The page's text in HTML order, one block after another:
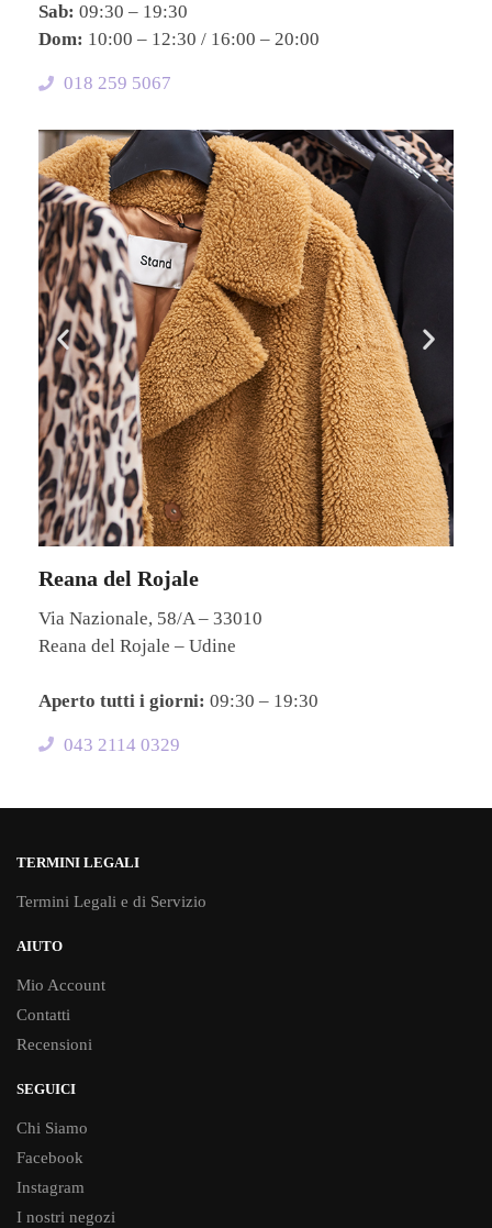
Sab: 09:30 – 19:30
Dom: 10:00 – 12:30 / 16:00 – 20:00
018 259 5067
Reana del Rojale
Via Nazionale, 58/A – 33010
Reana del Rojale – Udine
Aperto tutti i giorni: 09:30 – 19:30
043 2114 0329
TERMINI LEGALI
Termini Legali e di Servizio
AIUTO
Mio Account
Contatti
Recensioni
SEGUICI
Chi Siamo
Facebook
Instagram
I nostri negozi